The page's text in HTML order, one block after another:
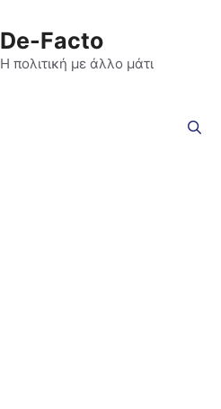
De-Facto
Η πολιτική με άλλο μάτι